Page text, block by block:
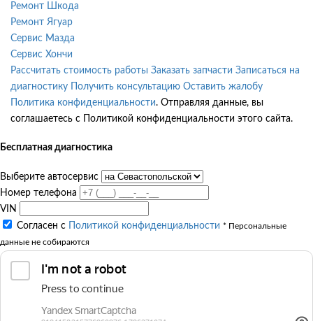
Ремонт Шкода
Ремонт Ягуар
Сервис Мазда
Сервис Хончи
Рассчитать стоимость работы Заказать запчасти Записаться на
диагностику
Получить консультацию Оставить жалобу
Политика конфиденциальности. Отправляя данные, вы
соглашаетесь с Политикой конфиденциальности этого сайта.
Бесплатная диагностика
Выберите автосервис
Номер телефона
VIN
Согласен с
Политикой конфиденциальности * Персональные
данные не собираются